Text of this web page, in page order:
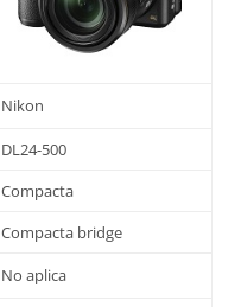
Nikon
DL24-500
Compacta
Compacta bridge
No aplica